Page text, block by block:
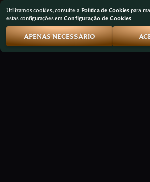
Utilizamos cookies, consulte a Política de Cookies para
estas configurações emConfiguração de Cookies
APENAS NECESSÁRIO